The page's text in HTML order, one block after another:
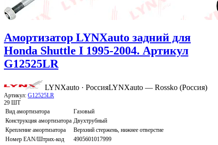
Амортизатор LYNXauto задний для
Honda Shuttle I 1995-2004. Артикул
G12525LR
LYNXauto · РоссияLYNXauto — Rossko (Россия)
Артикул: G12525LR
29 ШТ
Вид амортизатора
Газовый
Конструкция амортизатора Двухтрубный
Крепление амортизатора
Верхний стержень, нижнее отверстие
Номер EAN/Штрих-код
4905601017999